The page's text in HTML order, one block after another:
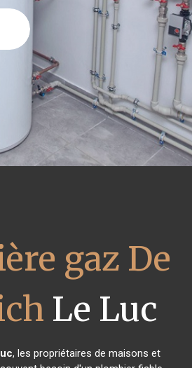
gaz De
Le Luc
, les propriétaires de maisons et